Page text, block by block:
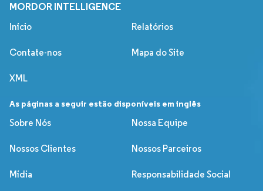
MORDOR INTELLIGENCE
Início Relatórios
Contate-nos Mapa do Site
XML
As páginas a seguir estão disponíveis em inglês
Sobre Nós
Nossa Equipe
Nossos Clientes Nossos Parceiros
Mídia Responsabilidade Social